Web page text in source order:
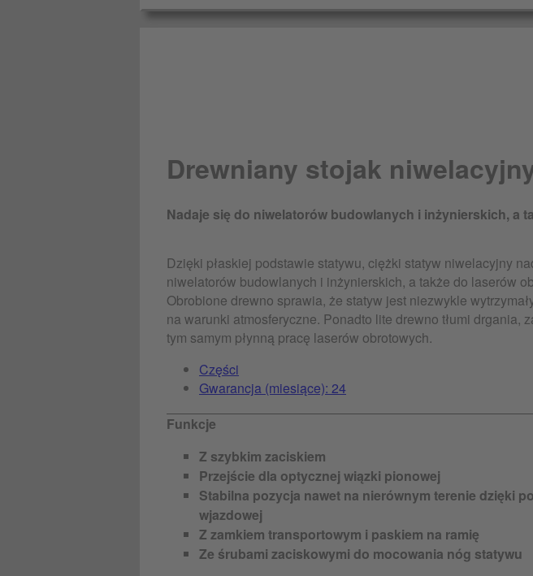
Drewniany stojak
Nadaje się do niwelatorów budowlanych i inżynierskich, a
Dzięki płaskiej podstawie statywu, ciężki statyw niwelacyjny
niwelatorów budowlanych i inżynierskich, a także do laserów
Obrobione drewno sprawia, że statyw jest niezwykle
na warunki atmosferyczne. Ponadto lite drewno tłumi drgania,
tym samym płynną pracę laserów obrotowych.
Części
Gwarancja (miesiące): 24
Funkcje
Z szybkim zaciskiem
Przejście dla optycznej wiązki pionowej
Stabilna pozycja nawet na nierównym terenie dzięki
wjazdowej
Z zamkiem transportowym i paskiem na ramię
Ze śrubami zaciskowymi do mocowania nóg statywu